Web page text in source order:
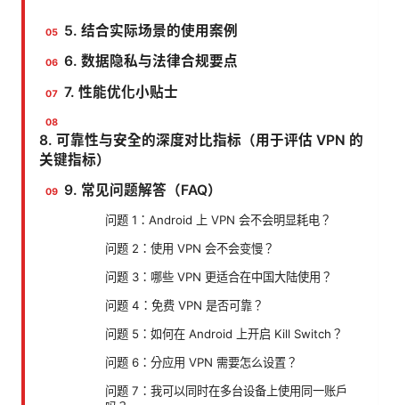
5. 结合实际场景的使用案例
6. 数据隐私与法律合规要点
7. 性能优化小贴士
8. 可靠性与安全的深度对比指标（用于评估 VPN 的
关键指标）
9. 常见问题解答（FAQ）
问题 1：Android 上 VPN 会不会明显耗电？
问题 2：使用 VPN 会不会变慢？
问题 3：哪些 VPN 更适合在中国大陆使用？
问题 4：免费 VPN 是否可靠？
问题 5：如何在 Android 上开启 Kill Switch？
问题 6：分应用 VPN 需要怎么设置？
问题 7：我可以同时在多台设备上使用同一账户